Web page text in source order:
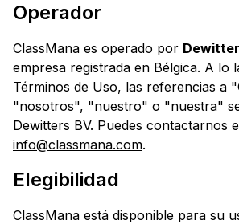
Operador
ClassMana es operado por
empresa registrada en Bélgica. A lo
Términos de Uso, las referencias a
"nosotros", "nuestro" o "nuestra"
Dewitters BV. Puedes contactarnos
info@classmana.com.
Elegibilidad
ClassMana está disponible para su